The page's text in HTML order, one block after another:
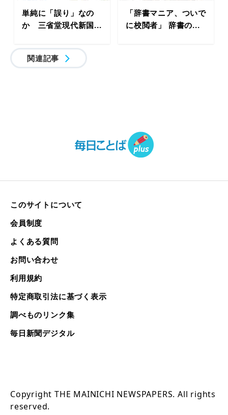
単純に「誤り」なの
か 三省堂現代新国...
「辞書マニア、ついで
に校閲者」 辞書の...
関連記事
このサイトについて
会員制度
よくある質問
お問い合わせ
利用規約
特定商取引法に基づく表示
調べものリンク集
毎日新聞デジタル
Copyright THE MAINICHI NEWSPAPERS. All rights
reserved.